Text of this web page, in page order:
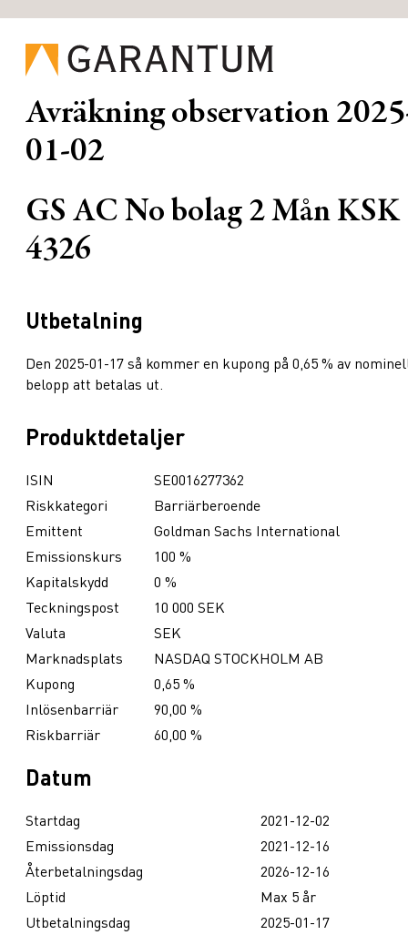
Avräkning observation
01-02
GS AC No bolag 2 Mån KSK
4326
Utbetalning
Den 2025-01-17 så kommer en kupong på 0,65 % av
belopp att betalas ut.
Produktdetaljer
ISIN
SE0016277362
Riskkategori
Barriärberoende
Emittent
Goldman Sachs International
Emissionskurs
100 %
Kapitalskydd
0 %
Teckningspost
10 000 SEK
Valuta
SEK
Marknadsplats
NASDAQ STOCKHOLM AB
Kupong
0,65 %
Inlösenbarriär
90,00 %
Riskbarriär
60,00 %
Datum
Startdag
2021-12-02
Emissionsdag
2021-12-16
Återbetalningsdag
2026-12-16
Löptid
Max 5 år
Utbetalningsdag
2025-01-17